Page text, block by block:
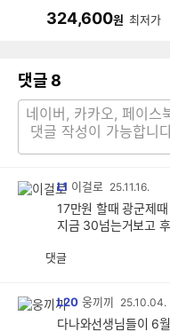
B)
324,600원 최저가
댓글 8
L1 이걸로 25.11.16.
17만원 할때 광군제
지금 30넘는거보고
댓글
L20 웅끼끼 25.10.04.
다나와선생님들이 6